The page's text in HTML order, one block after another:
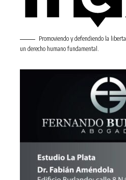
Promoviendo y defendiendo la
un derecho humano fundamental.